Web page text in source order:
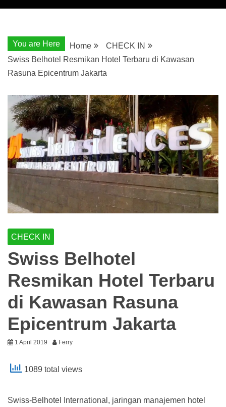
You are Here Home
CHECK IN
Swiss Belhotel Resmikan Hotel Terbaru di Kawasan
Rasuna Epicentrum Jakarta
CHECK IN
Swiss Belhotel
Resmikan Hotel Terbaru
di Kawasan Rasuna
Epicentrum Jakarta
1 April 2019 Ferry
1089 total views
Swiss-Belhotel International, jaringan manajemen hotel